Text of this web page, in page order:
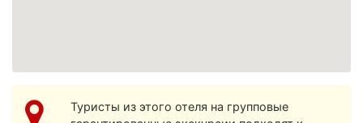
Туристы из этого отеля на групповые